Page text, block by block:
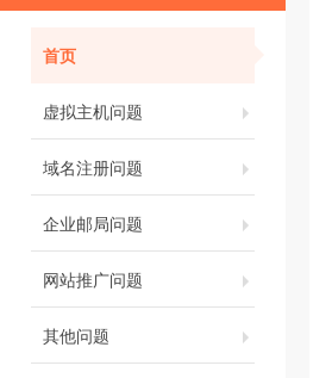
首页
虚拟主机问题
域名注册问题
企业邮局问题
网站推广问题
其他问题